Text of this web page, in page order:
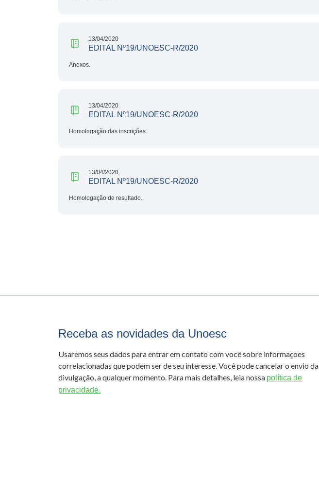
13/04/2020
EDITAL Nº19/UNOESC-R/2020
Anexos.
13/04/2020
EDITAL Nº19/UNOESC-R/2020
Homologação das inscrições.
13/04/2020
EDITAL Nº19/UNOESC-R/2020
Homologação de resultado.
Receba as novidades da Unoesc
Usaremos seus dados para entrar em contato com você sobre informações
correlacionadas que podem ser de seu interesse. Você pode cancelar o envio da
divulgação, a qualquer momento. Para mais detalhes, leia nossa política de
privacidade.